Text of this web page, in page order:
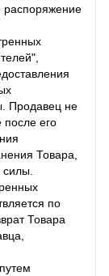
распоряжение
Продавец не
после его
Товара,
по
Товара